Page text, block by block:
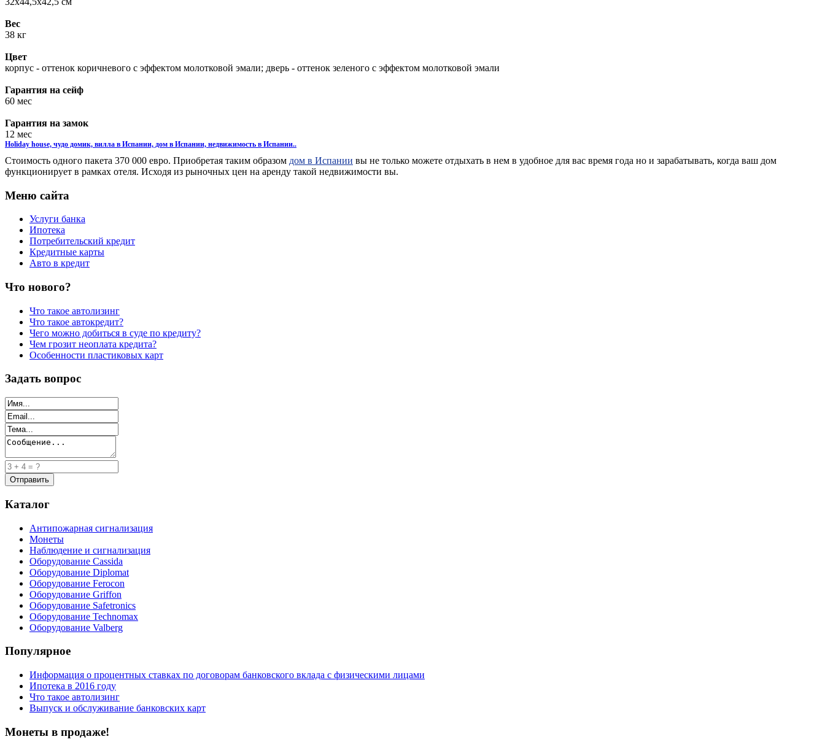
Вес
38 кг
Цвет
корпус - оттенок коричневого с эффектом молотковой эмали; дверь - оттенок зеленого с эффектом молотковой эмали
Гарантия на сейф
60 мес
Гарантия на замок
12 мес
Holiday house, чудо домик, вилла в Испании, дом в Испании, недвижимость в Испании..
Стоимость одного пакета 370 000 евро. Приобретая таким образом дом в Испании вы не только можете отдыхать в нем в удобное для вас время года но и зарабатывать, когда ваш дом
функционирует в рамках отеля. Исходя из рыночных цен на аренду такой недвижимости вы.
Меню сайта
Услуги банка
Ипотека
Потребительский кредит
Кредитные карты
Авто в кредит
Что нового?
Что такое автолизинг
Что такое автокредит?
Чего можно добиться в суде по кредиту?
Чем грозит неоплата кредита?
Особенности пластиковых карт
Задать вопрос
Каталог
Антипожарная сигнализация
Монеты
Наблюдение и сигнализация
Оборудование Cassida
Оборудование Diplomat
Оборудование Ferocon
Оборудование Griffon
Оборудование Safetronics
Оборудование Technomax
Оборудование Valberg
Популярное
Информация о процентных ставках по договорам банковского вклада с физическими лицами
Ипотека в 2016 году
Что такое автолизинг
Выпуск и обслуживание банковских карт
Монеты в продаже!